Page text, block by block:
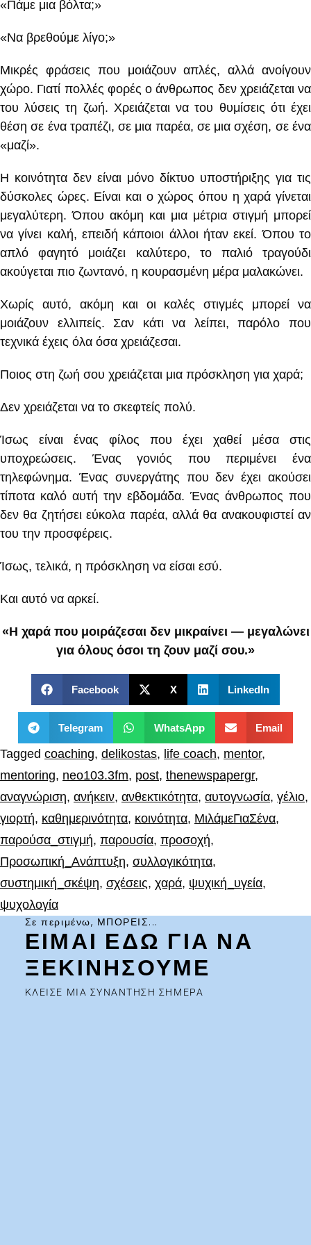
«Πάμε μια βόλτα;»
«Να βρεθούμε λίγο;»
Μικρές φράσεις που μοιάζουν απλές, αλλά ανοίγουν
χώρο. Γιατί πολλές φορές ο άνθρωπος δεν χρειάζεται να
του λύσεις τη ζωή. Χρειάζεται να του θυμίσεις ότι έχει
θέση σε ένα τραπέζι, σε μια παρέα, σε μια σχέση, σε ένα
«μαζί».
Η κοινότητα δεν είναι μόνο δίκτυο υποστήριξης για τις
δύσκολες ώρες. Είναι και ο χώρος όπου η χαρά γίνεται
μεγαλύτερη. Όπου ακόμη και μια μέτρια στιγμή μπορεί
να γίνει καλή, επειδή κάποιοι άλλοι ήταν εκεί. Όπου το
απλό φαγητό μοιάζει καλύτερο, το παλιό τραγούδι
ακούγεται πιο ζωντανό, η κουρασμένη μέρα μαλακώνει.
Χωρίς αυτό, ακόμη και οι καλές στιγμές μπορεί να
μοιάζουν ελλιπείς. Σαν κάτι να λείπει, παρόλο που
τεχνικά έχεις όλα όσα χρειάζεσαι.
Ποιος στη ζωή σου χρειάζεται μια πρόσκληση για χαρά;
Δεν χρειάζεται να το σκεφτείς πολύ.
Ίσως είναι ένας φίλος που έχει χαθεί μέσα στις
υποχρεώσεις. Ένας γονιός που περιμένει ένα
τηλεφώνημα. Ένας συνεργάτης που δεν έχει ακούσει
τίποτα καλό αυτή την εβδομάδα. Ένας άνθρωπος που
δεν θα ζητήσει εύκολα παρέα, αλλά θα ανακουφιστεί αν
του την προσφέρεις.
Ίσως, τελικά, η πρόσκληση να είσαι εσύ.
Και αυτό να αρκεί.
«Η χαρά που μοιράζεσαι δεν μικραίνει — μεγαλώνει
για όλους όσοι τη ζουν μαζί σου.»
Facebook X LinkedIn
Telegram WhatsApp Email
Tagged coaching, delikostas, life coach, mentor,
mentoring, neo103.3fm, post, thenewspapergr,
αναγνώριση, ανήκειν, ανθεκτικότητα, αυτογνωσία, γέλιο,
γιορτή, καθημερινότητα, κοινότητα, ΜιλάμεΓιαΣένα,
παρούσα_στιγμή, παρουσία, προσοχή,
Προσωπική_Ανάπτυξη, συλλογικότητα,
συστημική_σκέψη, σχέσεις, χαρά, ψυχική_υγεία,
ψυχολογία
Σε περιμένω, ΜΠΟΡΕΙΣ...
ΕΙΜΑΙ ΕΔΩ ΓΙΑ ΝΑ
ΞΕΚΙΝΗΣΟΥΜΕ
ΚΛΕΙΣΕ ΜΙΑ ΣΥΝΑΝΤΗΣΗ ΣΗΜΕΡΑ